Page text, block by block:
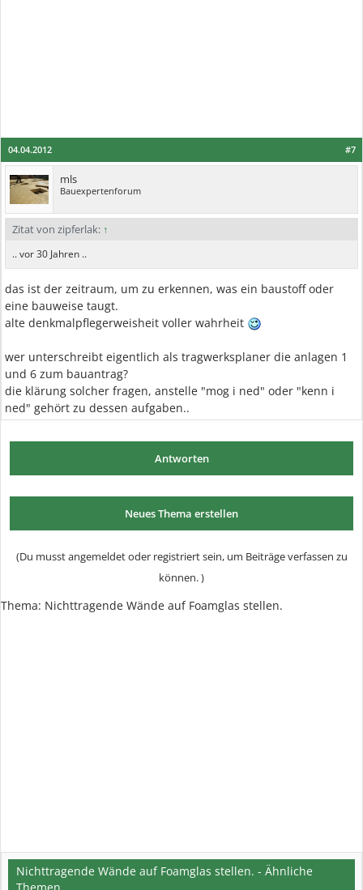
#7
04.04.2012
mls
Bauexpertenforum
Zitat von zipferlak: ↑
.. vor 30 Jahren ..
das ist der zeitraum, um zu erkennen, was ein baustoff oder
eine bauweise taugt.
alte denkmalpflegerweisheit voller wahrheit
wer unterschreibt eigentlich als tragwerksplaner die anlagen 1
und 6 zum bauantrag?
die klärung solcher fragen, anstelle "mog i ned" oder "kenn i
ned" gehört zu dessen aufgaben..
Antworten
Neues Thema erstellen
(Du musst angemeldet oder registriert sein, um Beiträge verfassen zu
können. )
Thema: Nichttragende Wände auf Foamglas stellen.
Nichttragende Wände auf Foamglas stellen. - Ähnliche